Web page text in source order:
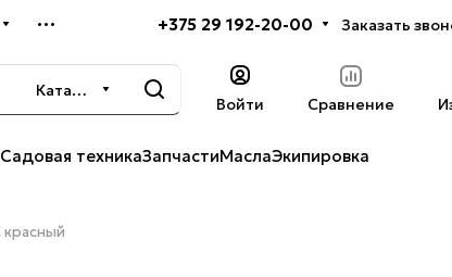
+375 29 192-20-00 Заказать
Каталог
Войти Сравнение
Садовая техникаЗапчастиМаслаЭкипировка
красный